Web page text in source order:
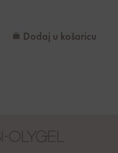
Dodaj u košaricu